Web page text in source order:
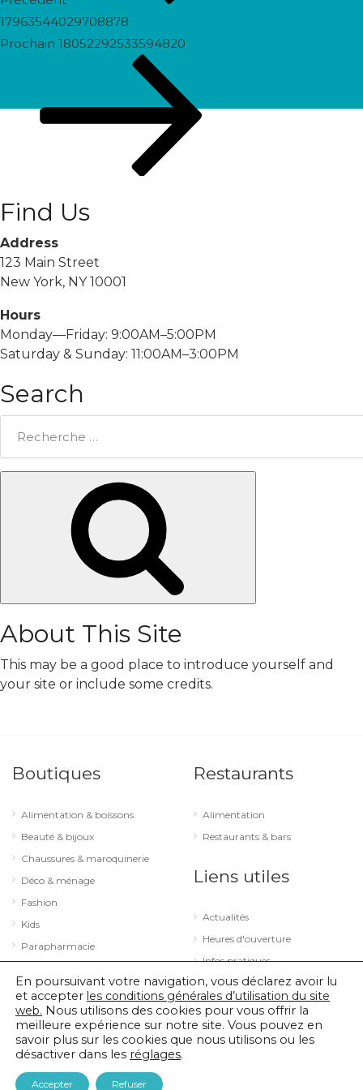
17963544029708878
Prochain
Prochain 18052292533594820
Find Us
Address
123 Main Street
New York, NY 10001
Hours
Monday—Friday: 9:00AM–5:00PM
Saturday & Sunday: 11:00AM–3:00PM
Search
About This Site
This may be a good place to introduce yourself and
your site or include some credits.
Boutiques
Alimentation & boissons
Beauté & bijoux
Chaussures & maroquinerie
Déco & ménage
Fashion
Kids
Parapharmacie
Sport & loisirs
Technologie & optique
Restaurants
Alimentation
Restaurants & bars
Liens utiles
Actualités
Heures d'ouverture
Infos pratiques
© 2026 City Concorde |Mentions légales
En poursuivant votre navigation, vous déclarez avoir lu
et accepter les conditions générales d’utilisation du site
web. Nous utilisons des cookies pour vous offrir la
meilleure expérience sur notre site. Vous pouvez en
savoir plus sur les cookies que nous utilisons ou les
désactiver dans les réglages.
Accepter Refuser